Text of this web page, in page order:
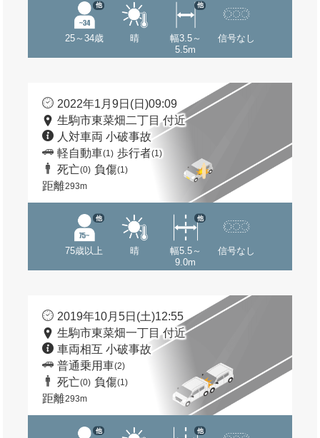
25～34歳
他
晴
幅3.5～
5.5m
他
信号なし
2022年1月9日(日)09:09
生駒市東菜畑二丁目 付近
人対車両 小破事故
軽自動車(1) 歩行者(1)
死亡(0) 負傷(1)
距離293m
75歳以上
他
晴
幅5.5～
9.0m
他
信号なし
2019年10月5日(土)12:55
生駒市東菜畑一丁目 付近
車両相互 小破事故
普通乗用車(2)
死亡(0) 負傷(1)
距離293m
他 他